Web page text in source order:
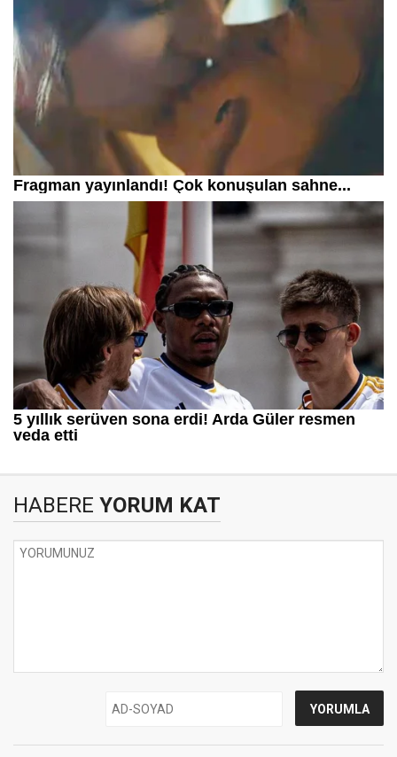
HABERE YORUM KAT